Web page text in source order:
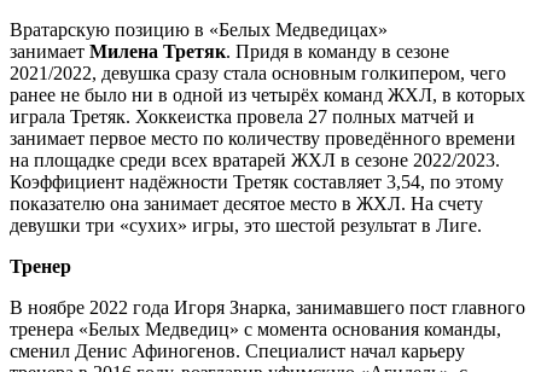
Вратарскую позицию в «Белых Медведицах»
занимает Милена Третяк. Придя в команду в сезоне
2021/2022, девушка сразу стала основным голкипером, чего
ранее не было ни в одной из четырёх команд ЖХЛ, в которых
играла Третяк. Хоккеистка провела 27 полных матчей и
занимает первое место по количеству проведённого времени
на площадке среди всех вратарей ЖХЛ в сезоне 2022/2023.
Коэффициент надёжности Третяк составляет 3,54, по этому
показателю она занимает десятое место в ЖХЛ. На счету
девушки три «сухих» игры, это шестой результат в Лиге.
Тренер
В ноябре 2022 года Игоря Знарка, занимавшего пост главного
тренера «Белых Медведиц» с момента основания команды,
сменил Денис Афиногенов. Специалист начал карьеру